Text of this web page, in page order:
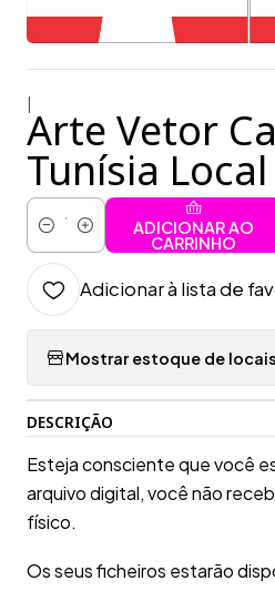
Arte Vetor
Tunísia
Quantidade
ADICIONAR AO
CARRINHO
Adicionar à lista de
Mostrar estoque de locais
DESCRIÇÃO
Esteja consciente que você
arquivo digital, você não
físico.
Os seus ficheiros estarão